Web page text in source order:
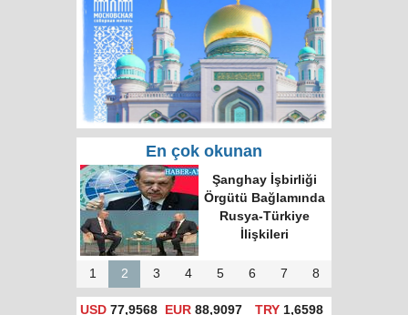
En çok okunan
Rusya'da hatalı celp
için itiraz e-devlet
(gosuslugi)
üzerinden
yapılacak!
1 2 3 4 5 6 7 8
USD 77,9568 EUR 88,9097 TRY1,6598